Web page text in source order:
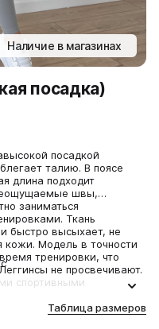
Наличие в магазинах
посадка)
длина подходит
швы,
заниматься
Ткань
быстро высыхает, не
кожи. Модель в точности
тренировки, что
не просвечивают.
спортивными
Таблица размеров